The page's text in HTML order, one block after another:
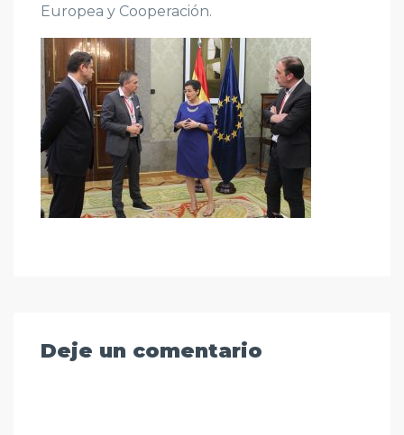
Europea y Cooperación.
Deje un comentario